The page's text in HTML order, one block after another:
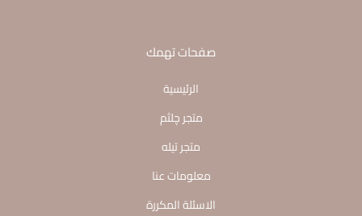
صفحات تهمك
الرئيسية
متجر چلثم
متجر تيله
معلومات عنا
الاسئلة المكررة